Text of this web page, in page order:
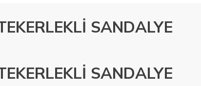
SANDALYE
SANDALYE